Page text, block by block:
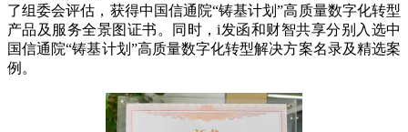
了组委会评估，获得中国信通院“铸基计划”高质量数字化转型
产品及服务全景图证书。同时，i发函和财智共享分别入选中
国信通院“铸基计划”高质量数字化转型解决方案名录及精选案
例。